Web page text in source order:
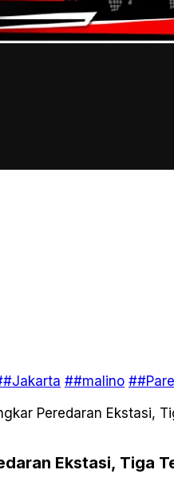
##malino
Peredaran Ekstasi,
Ekstasi, Tiga